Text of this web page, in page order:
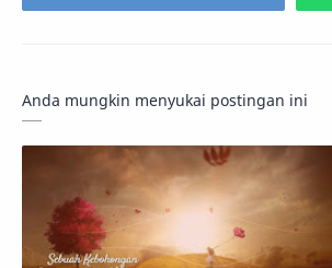
Anda mungkin menyukai postingan ini